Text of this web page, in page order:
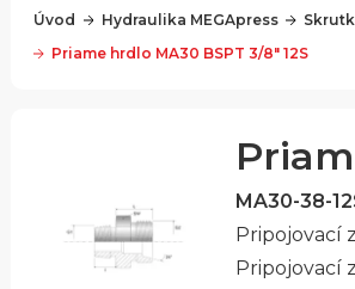
Úvod Hydraulika MEGApress
Priame hrdlo MA30 BSPT 3/8" 12S
MA30-38-
Pripojovací
Pripojovací